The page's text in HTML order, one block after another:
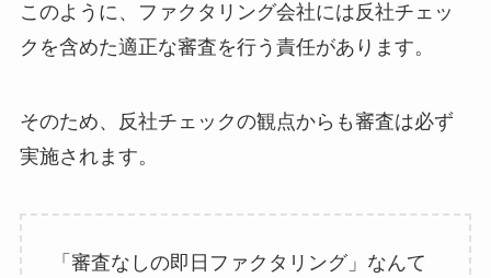
このように、ファクタリング会社には反社チェッ
クを含めた適正な審査を行う責任があります。
そのため、反社チェックの観点からも審査は必ず
実施されます。
「審査なしの即日ファクタリング」なんて